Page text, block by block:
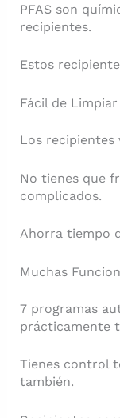
PFAS son
recipientes.
Estos
Fácil de Limpiar
Los recipientes
No tienes que
complicados.
Ahorra tiempo
Muchas
7 programas
prácticamente
Tienes control
también.